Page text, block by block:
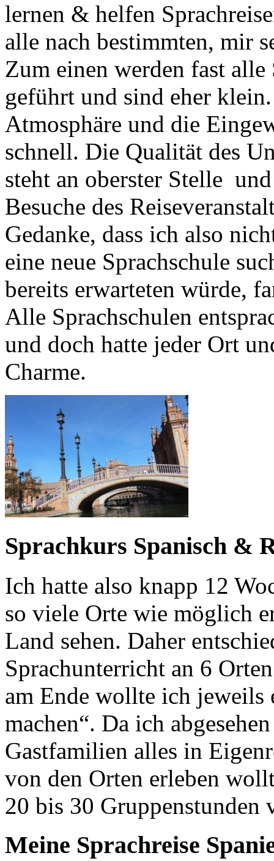
lernen & helfen
alle nach bestimmten, mir
Zum einen werden fast
geführt und sind eher
Atmosphäre und die
schnell. Die Qualität des
steht an oberster Stelle
Besuche des
Gedanke, dass ich also
eine neue Sprachschule
bereits erwarteten würde,
Alle Sprachschulen
und doch hatte jeder Ort
Charme.
Sprachkurs Spanisch &
Ich hatte also knapp 12
so viele Orte wie möglich
Land sehen. Daher
Sprachunterricht an 6
am Ende wollte ich jeweils
machen“. Da ich
Gastfamilien alles in
von den Orten erleben
20 bis 30 Gruppenstunden
Meine Sprachreise